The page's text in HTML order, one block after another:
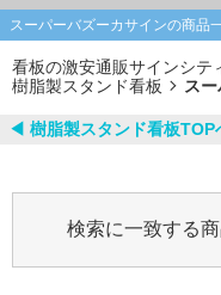
スーパーバズーカサインの商品
看板の激安通販サインシテ
樹脂製スタンド看板
ス
◀︎ 樹脂製スタンド看板TOP
検索に一致する